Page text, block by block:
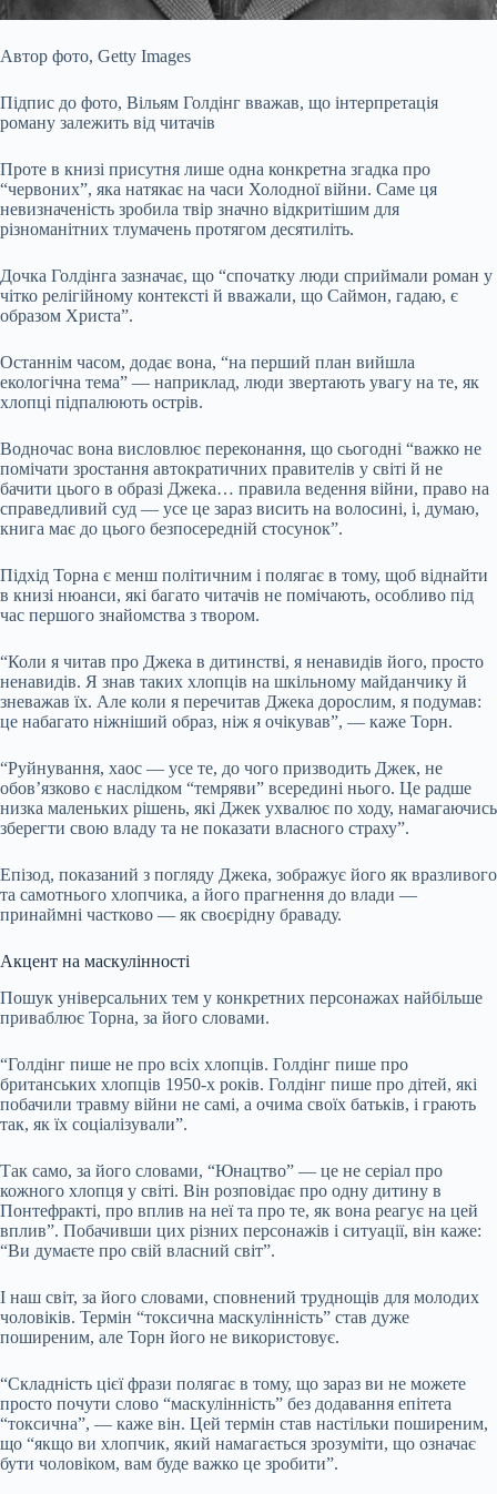
Автор фото, Getty Images
Підпис до фото, Вільям Голдінг вважав, що інтерпретація
роману залежить від читачів
Проте в книзі присутня лише одна конкретна згадка про
“червоних”, яка натякає на часи Холодної війни. Саме ця
невизначеність зробила твір значно відкритішим для
різноманітних тлумачень протягом десятиліть.
Дочка Голдінга зазначає, що “спочатку люди сприймали роман у
чітко релігійному контексті й вважали, що Саймон, гадаю, є
образом Христа”.
Останнім часом, додає вона, “на перший план вийшла
екологічна тема” — наприклад, люди звертають увагу на те, як
хлопці підпалюють острів.
Водночас вона висловлює переконання, що сьогодні “важко не
помічати зростання автократичних правителів у світі й не
бачити цього в образі Джека… правила ведення війни, право на
справедливий суд — усе це зараз висить на волосині, і, думаю,
книга має до цього безпосередній стосунок”.
Підхід Торна є менш політичним і полягає в тому, щоб віднайти
в книзі нюанси, які багато читачів не помічають, особливо під
час першого знайомства з твором.
“Коли я читав про Джека в дитинстві, я ненавидів його, просто
ненавидів. Я знав таких хлопців на шкільному майданчику й
зневажав їх. Але коли я перечитав Джека дорослим, я подумав:
це набагато ніжніший образ, ніж я очікував”, — каже Торн.
“Руйнування, хаос — усе те, до чого призводить Джек, не
обов’язково є наслідком “темряви” всередині нього. Це радше
низка маленьких рішень, які Джек ухвалює по ходу, намагаючись
зберегти свою владу та не показати власного страху”.
Епізод, показаний з погляду Джека, зображує його як вразливого
та самотнього хлопчика, а його прагнення до влади —
принаймні частково — як своєрідну браваду.
Акцент на маскулінності
Пошук універсальних тем у конкретних персонажах найбільше
приваблює Торна, за його словами.
“Голдінг пише не про всіх хлопців. Голдінг пише про
британських хлопців 1950-х років. Голдінг пише про дітей, які
побачили травму війни не самі, а очима своїх батьків, і грають
так, як їх соціалізували”.
Так само, за його словами, “Юнацтво” — це не серіал про
кожного хлопця у світі. Він розповідає про одну дитину в
Понтефракті, про вплив на неї та про те, як вона реагує на цей
вплив”. Побачивши цих різних персонажів і ситуації, він каже:
“Ви думаєте про свій власний світ”.
І наш світ, за його словами, сповнений труднощів для молодих
чоловіків. Термін “токсична маскулінність” став дуже
поширеним, але Торн його не використовує.
“Складність цієї фрази полягає в тому, що зараз ви не можете
просто почути слово “маскулінність” без додавання епітета
“токсична”, — каже він. Цей термін став настільки поширеним,
що “якщо ви хлопчик, який намагається зрозуміти, що означає
бути чоловіком, вам буде важко це зробити”.